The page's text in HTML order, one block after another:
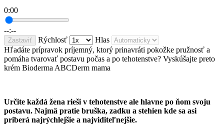
0:00
--:--
Zastaviť Rýchlosť
Hlas
Hľadáte prípravok príjemný, ktorý prinavráti pokožke pružnosť a
pomáha tvarovať postavu počas a po tehotenstve? Vyskúšajte preto
krém Bioderma ABCDerm mama
Určite každá žena rieši v tehotenstve ale hlavne po ňom svoju
postavu. Najmä pratie bruška, zadku a stehien kde sa asi
priberá najrýchlejšie a najviditeľnejšie.